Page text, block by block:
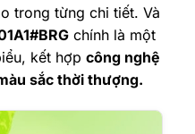
trong từng chi tiết. Và
chính là một
kết hợp công nghệ
sắc thời thượng.